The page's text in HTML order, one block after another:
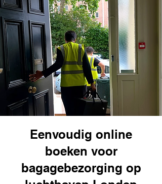
Eenvoudig online
boeken voor
bagagebezorging op